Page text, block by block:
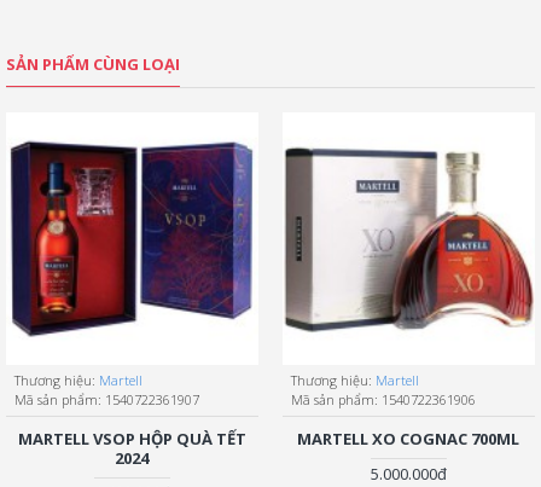
SẢN PHẨM CÙNG LOẠI
Thương hiệu: Martell
Mã sản phẩm: 1540722361907
MARTELL VSOP HỘP QUÀ TẾT
2024
Thương hiệu: Martell
Mã sản phẩm: 1540722361906
MARTELL XO COGNAC 700ML
5.000.000đ